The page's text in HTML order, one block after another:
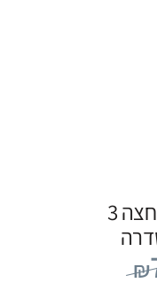
אינטרפוץ לכיור רחצה 3
₪